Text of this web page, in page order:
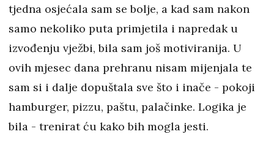
tjedna osjećala sam se bolje, a kad sam nakon
samo nekoliko puta primjetila i napredak u
izvođenju vježbi, bila sam još motiviranija. U
ovih mjesec dana prehranu nisam mijenjala te
sam si i dalje dopuštala sve što i inače - pokoji
hamburger, pizzu, paštu, palačinke. Logika je
bila - trenirat ću kako bih mogla jesti.